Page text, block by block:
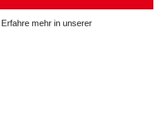
mehr in unserer